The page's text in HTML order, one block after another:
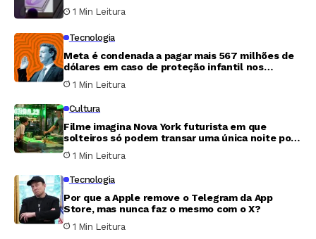
1 Min Leitura
Tecnologia
Meta é condenada a pagar mais 567 milhões de
dólares em caso de proteção infantil nos
Estados Unidos
1 Min Leitura
Cultura
Filme imagina Nova York futurista em que
solteiros só podem transar uma única noite por
ano
1 Min Leitura
Tecnologia
Por que a Apple remove o Telegram da App
Store, mas nunca faz o mesmo com o X?
1 Min Leitura